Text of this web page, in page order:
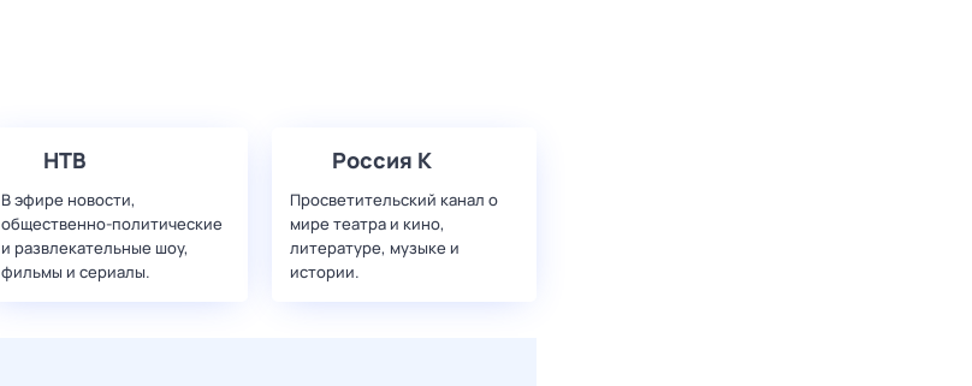
НТВ
В эфире новости,
общественно-политические
и развлекательные шоу,
фильмы и сериалы.
Россия К
Просветительский канал о
мире театра и кино,
литературе, музыке и
истории.